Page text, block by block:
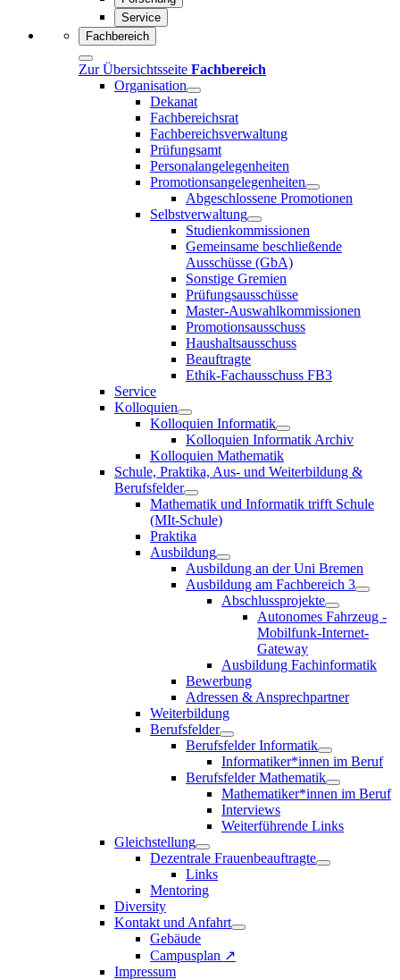
Service
Fachbereich
Zur Übersichtsseite Fachbereich
Organisation
Dekanat
Fachbereichsrat
Fachbereichsverwaltung
Prüfungsamt
Personalangelegenheiten
Promotionsangelegenheiten
Abgeschlossene Promotionen
Selbstverwaltung
Studienkommissionen
Gemeinsame beschließende
Ausschüsse (GbA)
Sonstige Gremien
Prüfungsausschüsse
Master-Auswahlkommissionen
Promotionsausschuss
Haushaltsausschuss
Beauftragte
Ethik-Fachausschuss FB3
Service
Kolloquien
Kolloquien Informatik
Kolloquien Informatik Archiv
Kolloquien Mathematik
Schule, Praktika, Aus- und Weiterbildung &
Berufsfelder
Mathematik und Informatik trifft Schule
(MIt-Schule)
Praktika
Ausbildung
Ausbildung an der Uni Bremen
Ausbildung am Fachbereich 3
Abschlussprojekte
Autonomes Fahrzeug -
Mobilfunk-Internet-
Gateway
Ausbildung Fachinformatik
Bewerbung
Adressen & Ansprechpartner
Weiterbildung
Berufsfelder
Berufsfelder Informatik
Informatiker*innen im Beruf
Berufsfelder Mathematik
Mathematiker*innen im Beruf
Interviews
Weiterführende Links
Gleichstellung
Dezentrale Frauenbeauftragte
Links
Mentoring
Diversity
Kontakt und Anfahrt
Gebäude
Campusplan ↗
Impressum